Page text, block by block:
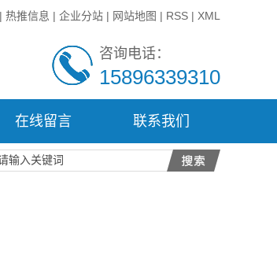
| 热推信息 | 企业分站 | 网站地图 | RSS | XML
咨询电话：
15896339310
在线留言 联系我们